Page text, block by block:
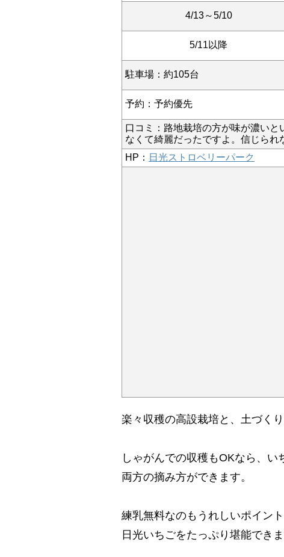
4/13～5/10
5/11以降
駐車場：約105台
予約：予約優先
口コミ： 路地栽培の方が味が濃いと
なくて綺麗だったですよ。信じられ
HP： 日光ストロベリーパーク
楽々収穫の高設栽培と、土づく
しゃがんでの収穫もOKなら、い
両方の摘み方ができます。
練乳無料なのもうれしいポイン
日光いちごをたっぷり堪能できま